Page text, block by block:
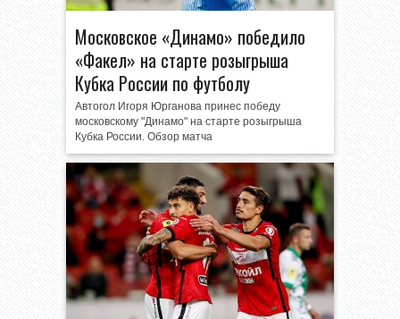
Московское «Динамо» победило
«Факел» на старте розыгрыша
Кубка России по футболу
Автогол Игоря Юрганова принес победу
московскому "Динамо" на старте розыгрыша
Кубка России. Обзор матча